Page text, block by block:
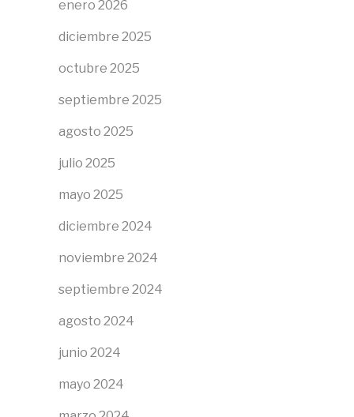
enero 2026
diciembre 2025
octubre 2025
septiembre 2025
agosto 2025
julio 2025
mayo 2025
diciembre 2024
noviembre 2024
septiembre 2024
agosto 2024
junio 2024
mayo 2024